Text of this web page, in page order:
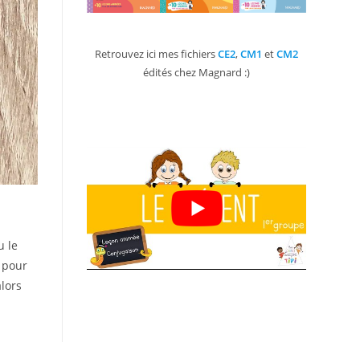
le
Retrouvez ici mes fichiersCE2,CM1 etCM2
édités chez Magnard :)